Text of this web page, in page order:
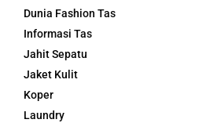
Dunia Fashion Tas
Informasi Tas
Jahit Sepatu
Jaket Kulit
Koper
Laundry